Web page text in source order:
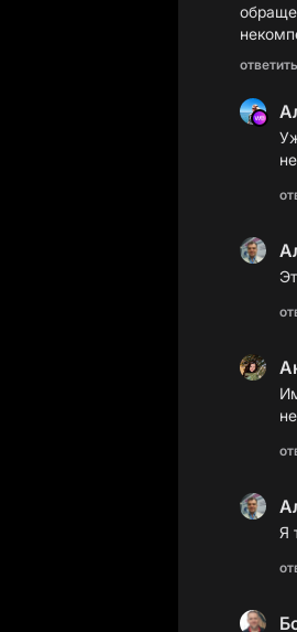
ответить
Я